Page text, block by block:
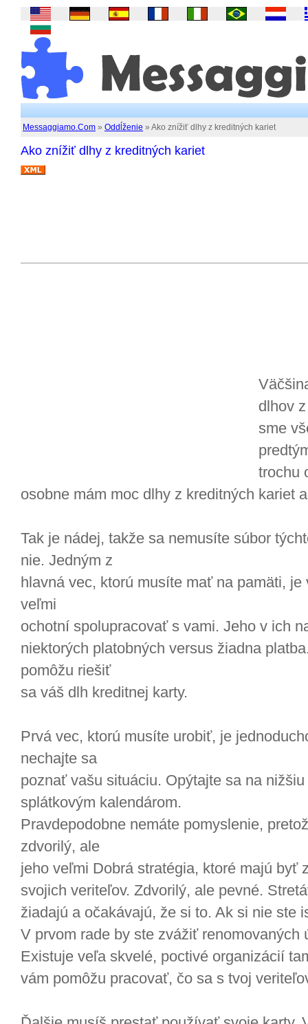
Messaggiamo.Com » Oddĺženie » Ako znížiť dlhy z kreditných kariet
Ako znížiť dlhy z kreditných kariet
dlhov
sme
trochu
osobne mám moc dlhy z kreditných kariet
Tak je nádej, takže sa nemusíte súbor
nie. Jedným z
hlavná vec, ktorú musíte mať na pamäti,
veľmi
ochotní spolupracovať s vami. Jeho v ich
niektorých platobných versus žiadna
pomôžu riešiť
sa váš dlh kreditnej karty.
Prvá vec, ktorú musíte urobiť, je
nechajte sa
poznať vašu situáciu. Opýtajte sa na
splátkovým kalendárom.
Pravdepodobne nemáte pomyslenie,
zdvorilý, ale
jeho veľmi Dobrá stratégia, ktoré majú byť
svojich veriteľov. Zdvorilý, ale pevné.
žiadajú a očakávajú, že si to. Ak si nie ste
V prvom rade by ste zvážiť renomovaných
Existuje veľa skvelé, poctivé organizácií
vám pomôžu pracovať, čo sa s tvoj